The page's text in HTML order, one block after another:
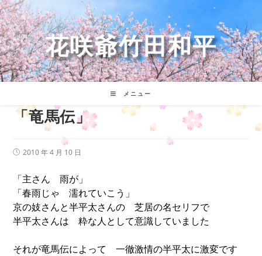
コ
ン
テ
ン
ツ
へ
ス
花咲爺竹田和平
メニュー
「竜馬伝」
投
開
日:
2010 年 4 月 10 日
「主さん 雨が」
「春雨じゃ 濡れていこう」
京の妓さんと半平太さんの 芝居の名セリフで
半平太さんは 粋な人として意識していました
それが竜馬伝によって 一徹激情の半平太に激変です